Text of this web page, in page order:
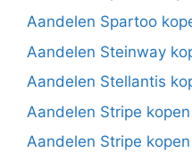
Aandelen Spartoo
Aandelen Steinway
Aandelen Stellantis
Aandelen Stripe kopen
Aandelen Stripe kopen